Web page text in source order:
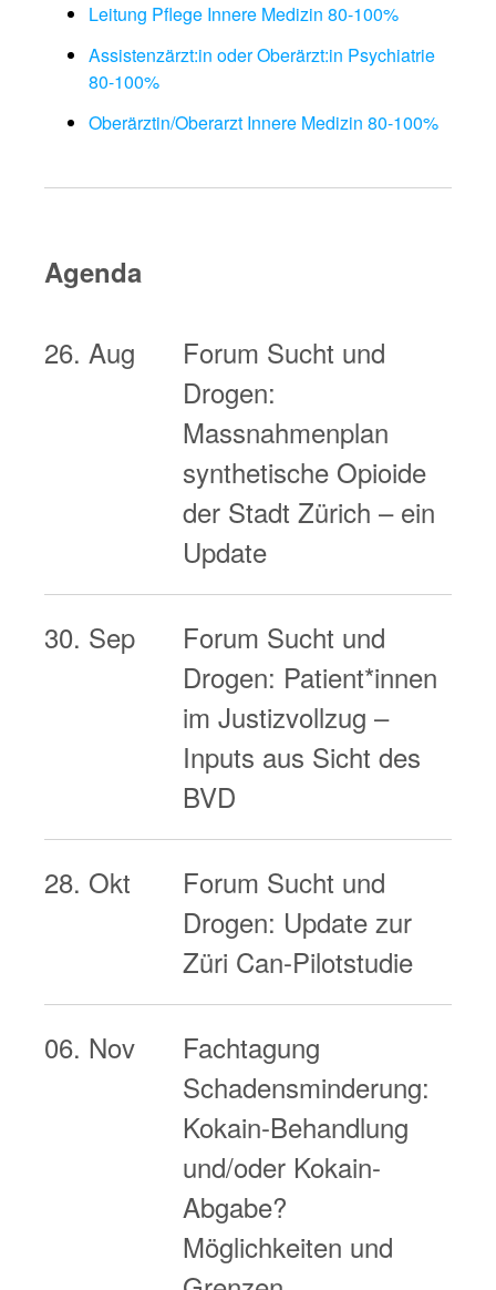
Leitung Pflege Innere Medizin 80-100%
Assistenzärzt:in oder Oberärzt:in Psychiatrie
80-100%
Oberärztin/Oberarzt Innere Medizin 80-100%
Agenda
26. Aug
Forum Sucht und
Drogen:
Massnahmenplan
synthetische Opioide
der Stadt Zürich – ein
Update
30. Sep
Forum Sucht und
Drogen: Patient*innen
im Justizvollzug –
Inputs aus Sicht des
BVD
28. Okt
Forum Sucht und
Drogen: Update zur
Züri Can-Pilotstudie
06. Nov
Fachtagung
Schadensminderung:
Kokain-Behandlung
und/oder Kokain-
Abgabe?
Möglichkeiten und